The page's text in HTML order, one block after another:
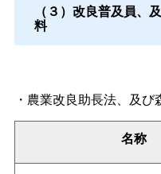
（３）改良普及員、
料
名称
・農業改良助長法、及